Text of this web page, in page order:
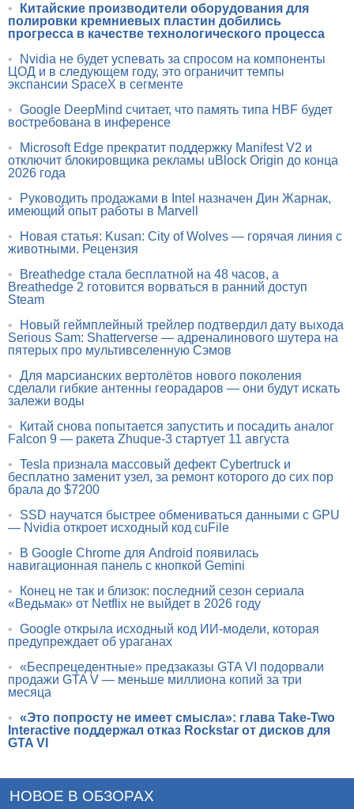
•
Китайские производители оборудования для
полировки кремниевых пластин добились
прогресса в качестве технологического процесса
•
Nvidia не будет успевать за спросом на компоненты
ЦОД и в следующем году, это ограничит темпы
экспансии SpaceX в сегменте
• Google DeepMind считает, что память типа HBF будет
востребована в инференсе
•
Microsoft Edge прекратит поддержку Manifest V2 и
отключит блокировщика рекламы uBlock Origin до конца
2026 года
•
Руководить продажами в Intel назначен Дин Жарнак,
имеющий опыт работы в Marvell
•
Новая статья: Kusan: City of Wolves — горячая линия с
животными. Рецензия
•
Breathedge стала бесплатной на 48 часов, а
Breathedge 2 готовится ворваться в ранний доступ
Steam
•
Новый геймплейный трейлер подтвердил дату выхода
Serious Sam: Shatterverse — адреналинового шутера на
пятерых про мультивселенную Сэмов
• Для марсианских вертолётов нового поколения
сделали гибкие антенны георадаров — они будут искать
залежи воды
•
Китай снова попытается запустить и посадить аналог
Falcon 9 — ракета Zhuque-3 стартует 11 августа
• Tesla признала массовый дефект Cybertruck и
бесплатно заменит узел, за ремонт которого до сих пор
брала до $7200
•
SSD научатся быстрее обмениваться данными с GPU
— Nvidia откроет исходный код cuFile
•
В Google Chrome для Android появилась
навигационная панель с кнопкой Gemini
•
Конец не так и близок: последний сезон сериала
«Ведьмак» от Netflix не выйдет в 2026 году
• Google открыла исходный код ИИ-модели, которая
предупреждает об ураганах
• «Беспрецедентные» предзаказы GTA VI подорвали
продажи GTA V — меньше миллиона копий за три
месяца
• «Это попросту не имеет смысла»: глава Take-Two
Interactive поддержал отказ Rockstar от дисков для
GTA VI
НОВОЕ В ОБЗОРАХ